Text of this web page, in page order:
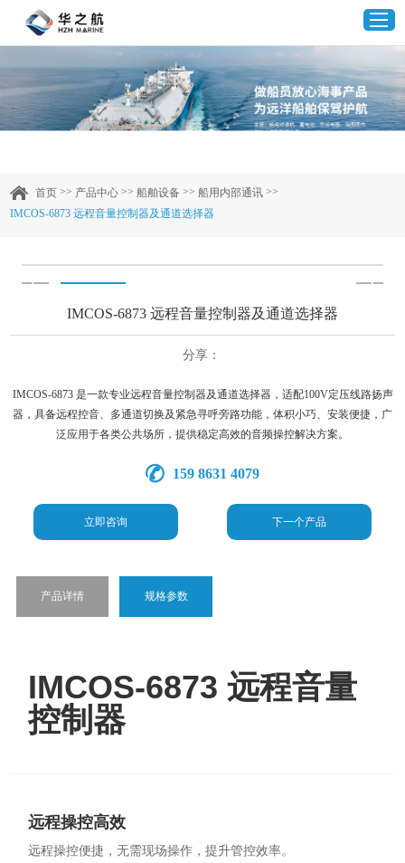
首页
企业实力
客户案例
新闻资讯
首页 >> 产品中心 >>船舶设备 >>船用内部通讯 >>
IMCOS-6873 远程音量控制器及通道选择器
IMCOS-6873 远程音量控制器及通道选择器
分享：
IMCOS-6873 是一款专业远程音量控制器及通道选择器，适配100V定压线路扬声
器，具备远程控音、多通道切换及紧急寻呼旁路功能，体积小巧、安装便捷，广
泛应用于各类公共场所，提供稳定高效的音频操控解决方案。
159 8631 4079
立即咨询 下一个产品
产品详情 规格参数
IMCOS-6873 远程音量
控制器
远程操控高效
远程操控便捷，无需现场操作，提升管控效率。